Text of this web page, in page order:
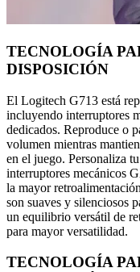
TECNOLOGÍA
DISPOSICIÓN
El Logitech G713 está
incluyendo interruptores
dedicados. Reproduce o
volumen mientras
en el juego. Personaliza
interruptores mecánicos
la mayor
son suaves y silenciosos
un equilibrio versátil de
para mayor versatilidad.
TECNOLOGÍA